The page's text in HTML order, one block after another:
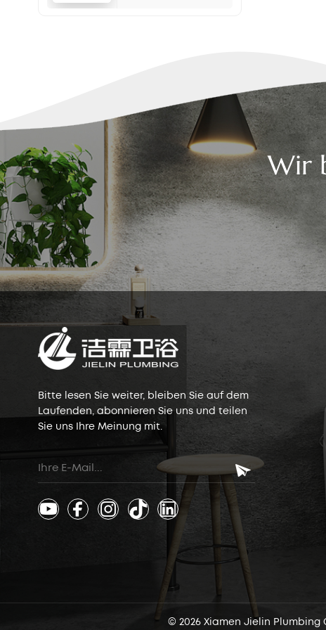
Wir
Bitte lesen Sie weiter, bleiben Sie auf dem
Laufenden, abonnieren Sie uns und teilen
Sie uns Ihre Meinung mit.
© 2026 Xiamen Jielin Plumbing